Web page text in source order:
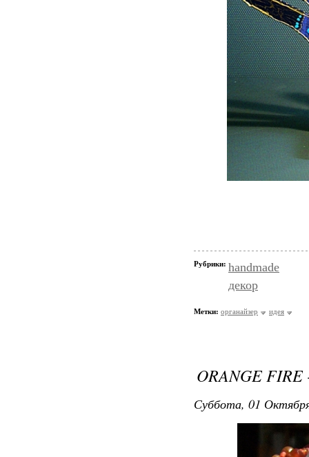
Рубрики: handmade
декор
Метки: органайзер идея
ORANGE
Суббота, 01